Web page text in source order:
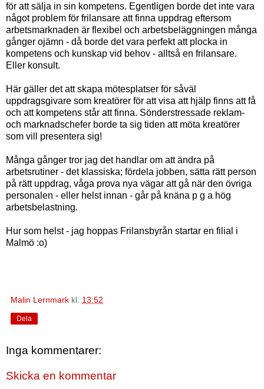
för att sälja in sin kompetens. Egentligen borde det inte vara
något problem för frilansare att finna uppdrag eftersom
arbetsmarknaden är flexibel och arbetsbeläggningen många
gånger ojämn - då borde det vara perfekt att plocka in
kompetens och kunskap vid behov - alltså en frilansare.
Eller konsult.
Här gäller det att skapa mötesplatser för såväl
uppdragsgivare som kreatörer för att visa att hjälp finns att få
och att kompetens står att finna. Sönderstressade reklam-
och marknadschefer borde ta sig tiden att möta kreatörer
som vill presentera sig!
Många gånger tror jag det handlar om att ändra på
arbetsrutiner - det klassiska; fördela jobben, sätta rätt person
på rätt uppdrag, våga prova nya vägar att gå när den övriga
personalen - eller helst innan - går på knäna p g a hög
arbetsbelastning.
Hur som helst - jag hoppas Frilansbyrån startar en filial i
Malmö :o)
Malin Lernmark kl. 13:52
Dela
Inga kommentarer:
Skicka en kommentar